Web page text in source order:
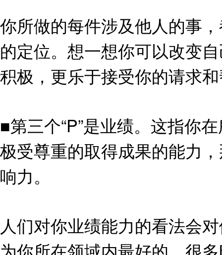
你所做的每件涉及他人的事
的定位。想一想你可以改变
积极，更乐于接受你的请求
■第三个“P”是业绩。这指你
极受尊重的取得成果的能力
响力。
人们对你业绩能力的看法会